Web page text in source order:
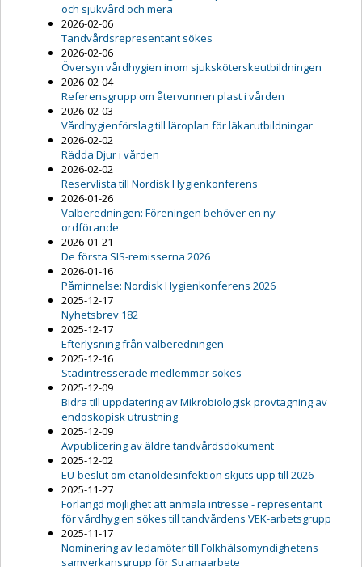
och sjukvård och mera
2026-02-06
Tandvårdsrepresentant sökes
2026-02-06
Översyn vårdhygien inom sjuksköterskeutbildningen
2026-02-04
Referensgrupp om återvunnen plast i vården
2026-02-03
Vårdhygienförslag till läroplan för läkarutbildningar
2026-02-02
Rädda Djur i vården
2026-02-02
Reservlista till Nordisk Hygienkonferens
2026-01-26
Valberedningen: Föreningen behöver en ny
ordförande
2026-01-21
De första SIS-remisserna 2026
2026-01-16
Påminnelse: Nordisk Hygienkonferens 2026
2025-12-17
Nyhetsbrev 182
2025-12-17
Efterlysning från valberedningen
2025-12-16
Städintresserade medlemmar sökes
2025-12-09
Bidra till uppdatering av Mikrobiologisk provtagning av
endoskopisk utrustning
2025-12-09
Avpublicering av äldre tandvårdsdokument
2025-12-02
EU-beslut om etanoldesinfektion skjuts upp till 2026
2025-11-27
Förlängd möjlighet att anmäla intresse - representant
för vårdhygien sökes till tandvårdens VEK-arbetsgrupp
2025-11-17
Nominering av ledamöter till Folkhälsomyndighetens
samverkansgrupp för Stramaarbete